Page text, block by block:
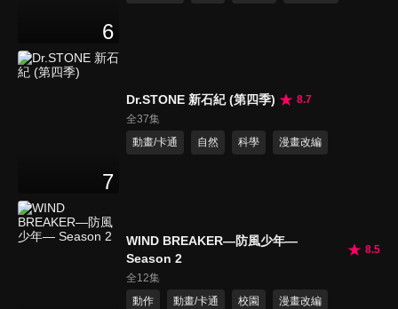
6
7
Dr.STONE 新石紀 (第四季)
8.7
全37集
動畫/卡通
自然 科學 漫畫改編
WIND BREAKER—防風少年—
Season 2
8.5
全12集
動作
動畫/卡通 校園 漫畫改編